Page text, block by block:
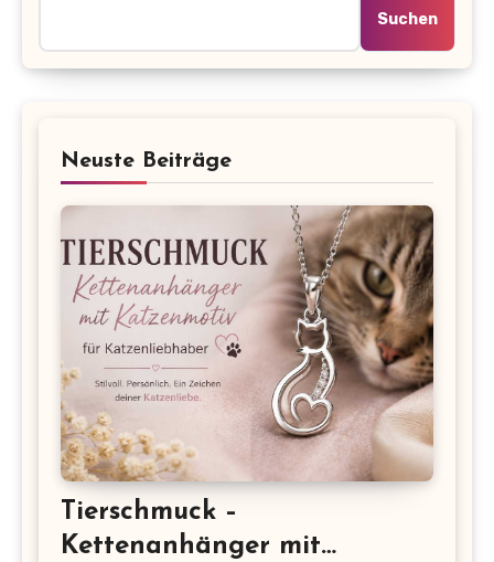
Suchen
Neuste Beiträge
Tierschmuck –
Kettenanhänger mit